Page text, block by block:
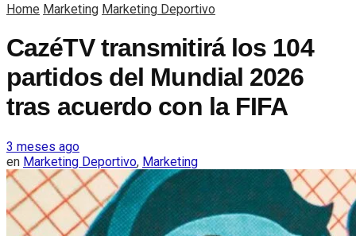
Home Marketing Marketing Deportivo
CazéTV transmitirá los 104
partidos del Mundial 2026
tras acuerdo con la FIFA
3 meses ago
en Marketing Deportivo, Marketing